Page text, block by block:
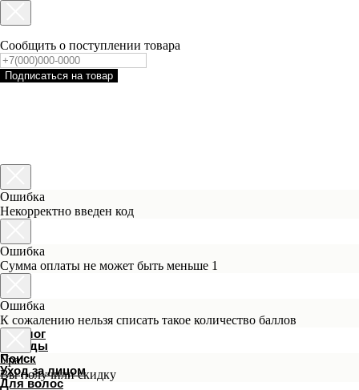
Сообщить о поступлении товара
Подписаться на товар
Бренды
Поиск
Уход за лицом
Для волос
Макияж
Аксессуары
Ароматы
Mini Format
Наборы
Ошибка
Некорректно введен код
Ошибка
Сумма оплаты не может быть меньше 1
Ошибка
К сожалению нельзя списать такое количество баллов
Ура!
Вы получили скидку